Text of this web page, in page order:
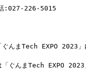
226-5015
んまTech EXPO 2023」
ぐんまTech EXPO 2023